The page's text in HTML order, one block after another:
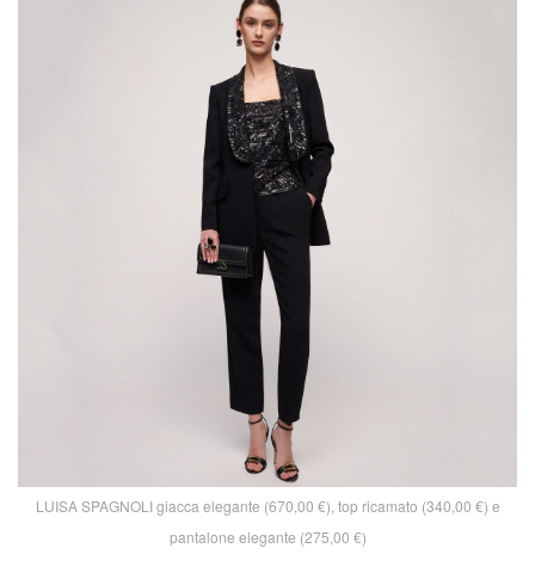
LUISA SPAGNOLI giacca elegante (670,00 €), top ricamato (340,00 €) e
pantalone elegante (275,00 €)